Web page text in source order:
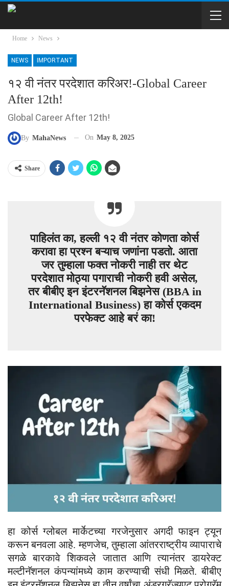
Home News
NEWS IMPORTANT
१२ वी नंतर परदेशात करिअर!-Global Career
After 12th!
Global Career After 12th!
By MahaNews On May 8, 2025
Share
पाहिलंत का, हल्ली १२ वी नंतर कोणता कोर्स
करावा हा प्रश्न बऱ्याच जणांना पडतो. आता
जर तुम्हाला फक्त नोकरी नाही तर थेट
परदेशात मोठ्या पगाराची नोकरी हवी असेल,
तर बीबीए इन इंटरनॅशनल बिझनेस (BBA in
International Business) हा कोर्स एकदम
परफेक्ट आहे बरं का!
हा कोर्स ग्लोबल मार्केटच्या गरजेनुसार अगदी फाइन ट्यून
करून बनवला आहे. म्हणजेच, तुम्हाला आंतरराष्ट्रीय व्यापाराचे
सगळे बारकावे शिकवले जातात आणि त्यानंतर डायरेक्ट
मल्टीनॅशनल कंपन्यांमध्ये काम करण्याची संधी मिळते. बीबीए